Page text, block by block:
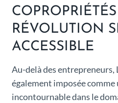
RÉVOLUTION
ACCESSIBLE
Au-delà des entrepreneurs,
également imposée
incontournable dans le